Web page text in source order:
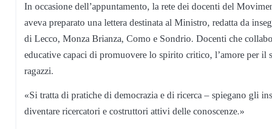
In occasione dell’appuntamento, la rete dei docenti del
aveva preparato una lettera destinata al Ministro, redatta da
di Lecco, Monza Brianza, Como e Sondrio. Docenti che
educative capaci di promuovere lo spirito critico, l’amore per il
ragazzi.
«Si tratta di pratiche di democrazia e di ricerca – spiegano gli
diventare ricercatori e costruttori attivi delle conoscenze.»